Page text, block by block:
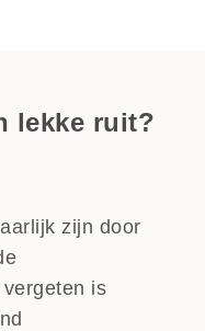
lekke ruit?
zijn door
is